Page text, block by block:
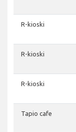
R-kioski
R-kioski
R-kioski
Tapio cafe